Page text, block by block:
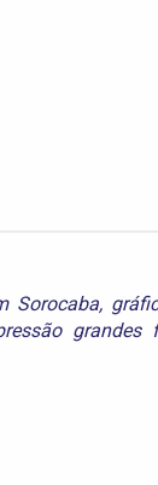
Sorocaba,
grandes